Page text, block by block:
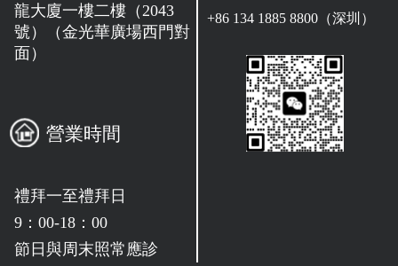
龍大廈一樓二樓（2043
號）（金光華廣場西門對
面）
營業時間
禮拜一至禮拜日
9：00-18：00
節日與周末照常應診
+86 134 1885 8800（深圳）